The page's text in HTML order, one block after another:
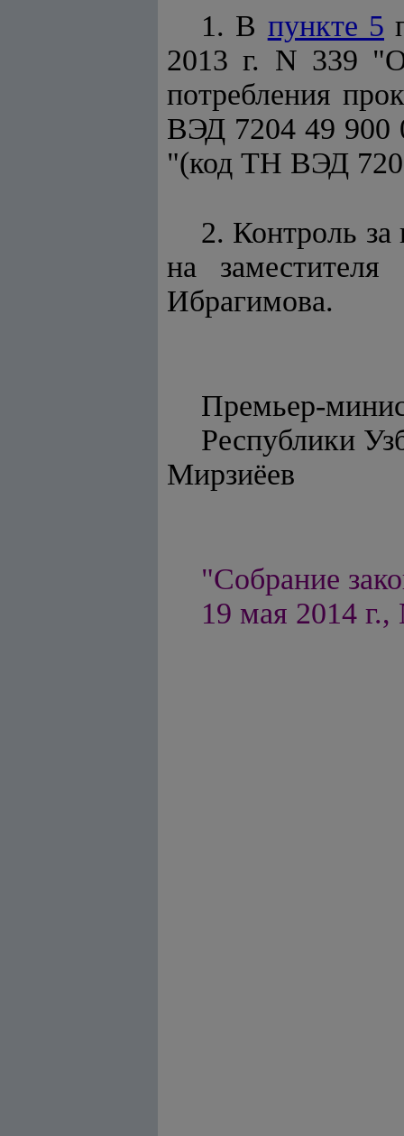
1. В пункте 5
2013 г. N 339 "О
потребления
ВЭД 7204 49 900
"(код ТН ВЭД
2. Контроль за
на
Ибрагимова.
Премьер-
Мирзиёев
"Собрание
19 мая 2014 г.,